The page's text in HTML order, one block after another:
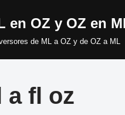
en OZ y OZ en
de ML a OZ y de OZ a ML
a fl oz